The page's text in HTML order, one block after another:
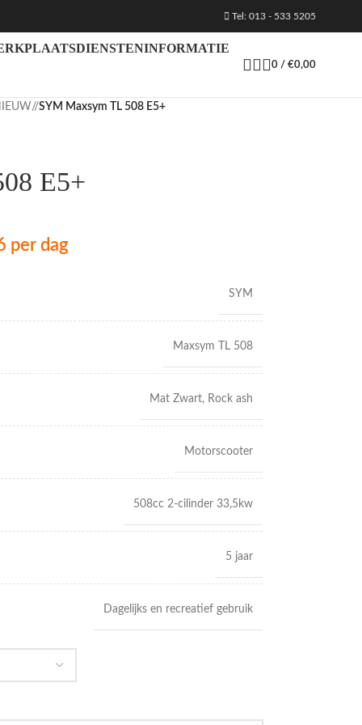
Tel: 013 - 533 5205
DIENSTENINFORMATIE
0 / €0,00
/ SYM Maxsym TL 508 E5+
E5+
per dag
SYM
Maxsym TL 508
Mat Zwart, Rock ash
Motorscooter
508cc 2-cilinder 33,5kw
5 jaar
Dagelijks en recreatief gebruik